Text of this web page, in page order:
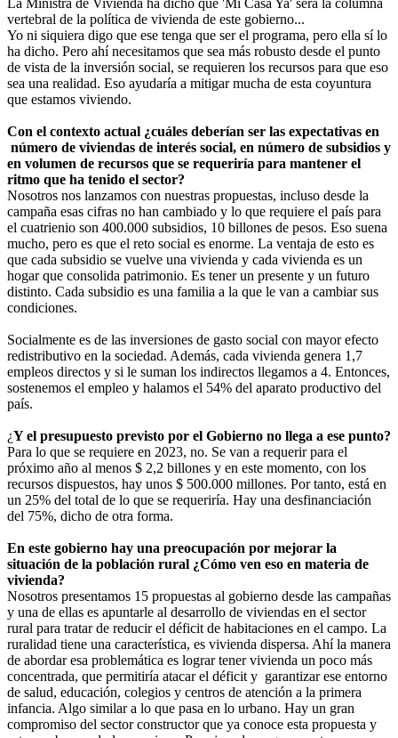
La Ministra de Vivienda ha dicho que 'Mi Casa Ya' será la columna
vertebral de la política de vivienda de este gobierno...
Yo ni siquiera digo que ese tenga que ser el programa, pero ella sí lo
ha dicho. Pero ahí necesitamos que sea más robusto desde el punto
de vista de la inversión social, se requieren los recursos para que eso
sea una realidad. Eso ayudaría a mitigar mucha de esta coyuntura
que estamos viviendo.
Con el contexto actual ¿cuáles deberían ser las expectativas en
número de viviendas de interés social, en número de subsidios y
en volumen de recursos que se requeriría para mantener el
ritmo que ha tenido el sector?
Nosotros nos lanzamos con nuestras propuestas, incluso desde la
campaña esas cifras no han cambiado y lo que requiere el país para
el cuatrienio son 400.000 subsidios, 10 billones de pesos. Eso suena
mucho, pero es que el reto social es enorme. La ventaja de esto es
que cada subsidio se vuelve una vivienda y cada vivienda es un
hogar que consolida patrimonio. Es tener un presente y un futuro
distinto. Cada subsidio es una familia a la que le van a cambiar sus
condiciones.
Socialmente es de las inversiones de gasto social con mayor efecto
redistributivo en la sociedad. Además, cada vivienda genera 1,7
empleos directos y si le suman los indirectos llegamos a 4. Entonces,
sostenemos el empleo y halamos el 54% del aparato productivo del
país.
¿Y el presupuesto previsto por el Gobierno no llega a ese punto?
Para lo que se requiere en 2023, no. Se van a requerir para el
próximo año al menos $ 2,2 billones y en este momento, con los
recursos dispuestos, hay unos $ 500.000 millones. Por tanto, está en
un 25% del total de lo que se requeriría. Hay una desfinanciación
del 75%, dicho de otra forma.
En este gobierno hay una preocupación por mejorar la
situación de la población rural ¿Cómo ven eso en materia de
vivienda?
Nosotros presentamos 15 propuestas al gobierno desde las campañas
y una de ellas es apuntarle al desarrollo de viviendas en el sector
rural para tratar de reducir el déficit de habitaciones en el campo. La
ruralidad tiene una característica, es vivienda dispersa. Ahí la manera
de abordar esa problemática es lograr tener vivienda un poco más
concentrada, que permitiría atacar el déficit y garantizar ese entorno
de salud, educación, colegios y centros de atención a la primera
infancia. Algo similar a lo que pasa en lo urbano. Hay un gran
compromiso del sector constructor que ya conoce esta propuesta y